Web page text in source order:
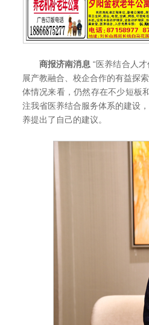
商报济南消息 “医养结合人
展产教融合、校企合作的有益探
体情况来看，仍然存在不少短板
注我省医养结合服务体系的建设
养提出了自己的建议。